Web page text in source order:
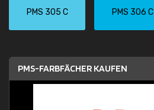
PMS 305 C PMS 306 C
PMS-FARBFÄCHER KAUFEN